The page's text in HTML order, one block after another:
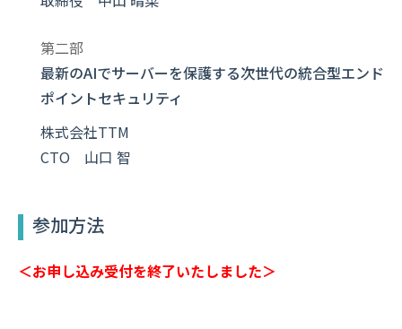
第二部
最新のAIでサーバーを保護する次世代の統合型エンド
ポイントセキュリティ
株式会社TTM
CTO 山口 智
参加方法
＜お申し込み受付を終了いたしました＞